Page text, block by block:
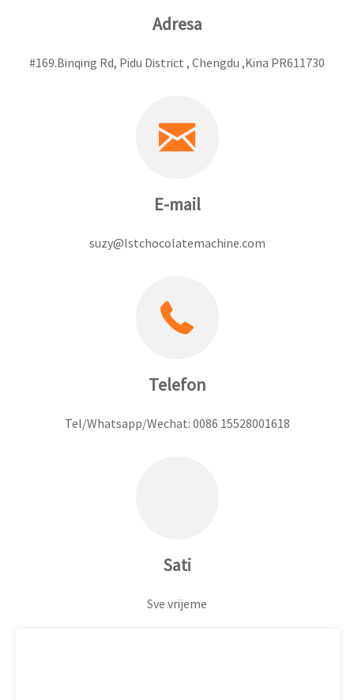
Adresa
#169.Binqing Rd, Pidu District , Chengdu ,Kina PR611730
E-mail
suzy@lstchocolatemachine.com
Telefon
Tel/Whatsapp/Wechat: 0086 15528001618
Sati
Sve vrijeme